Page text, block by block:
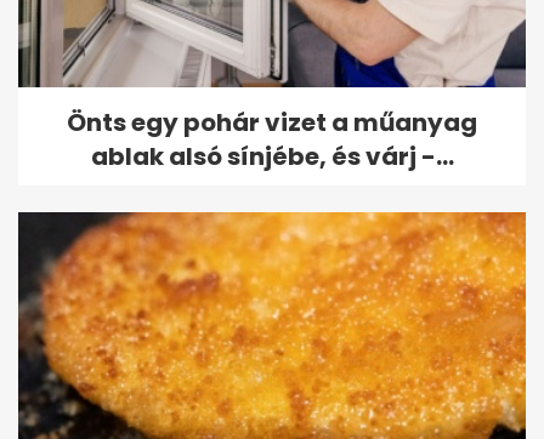
Önts egy pohár vizet a műanyag
ablak alsó sínjébe, és várj -...